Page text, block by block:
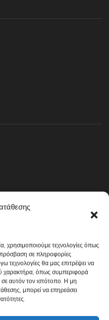
χρησιμοποιούμε τεχνολογίες όπως
σε πληροφορίες
τεχνολογίες θα μας επιτρέψει να
χαρακτήρα, όπως συμπεριφορά
αυτόν τον ιστότοπο. Η μη
μπορεί να επηρεάσει